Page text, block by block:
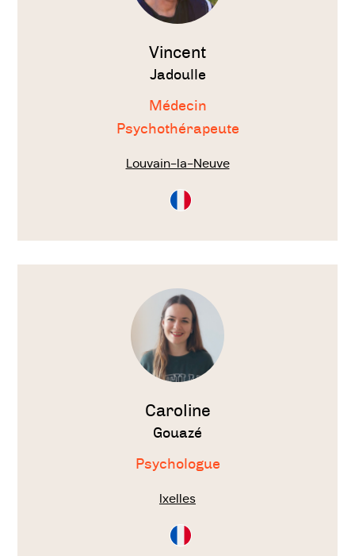
Vincent
Jadoulle
Médecin
Psychothérapeute
Louvain-la-Neuve
Consultation
en
Voir
Caroline
Gouazé
Psychologue
Ixelles
Consultation
en